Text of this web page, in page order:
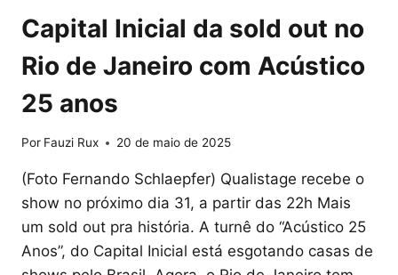
Capital Inicial da sold out no
Rio de Janeiro com Acústico
25 anos
Por Fauzi Rux 20 de maio de 2025
(Foto Fernando Schlaepfer) Qualistage recebe o
show no próximo dia 31, a partir das 22h Mais
um sold out pra história. A turnê do “Acústico 25
Anos”, do Capital Inicial está esgotando casas de